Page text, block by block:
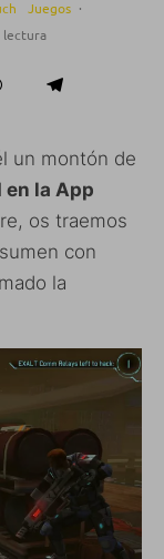
Juegos ·
lectura
un montón de
en la App
os traemos
con
la